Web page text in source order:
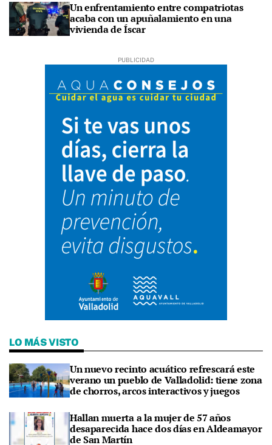
Un enfrentamiento entre compatriotas
acaba con un apuñalamiento en una
vivienda de Íscar
LO MÁS VISTO
Un nuevo recinto acuático refrescará este
verano un pueblo de Valladolid: tiene zona
de chorros, arcos interactivos y juegos
Hallan muerta a la mujer de 57 años
desaparecida hace dos días en Aldeamayor
de San Martín